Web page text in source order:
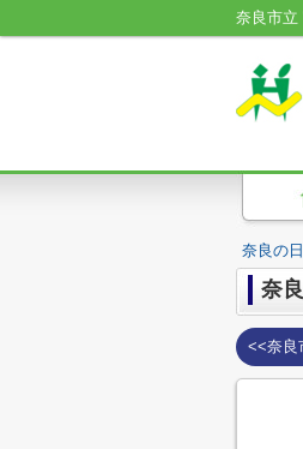
奈良市立
奈良の
奈
<<奈良